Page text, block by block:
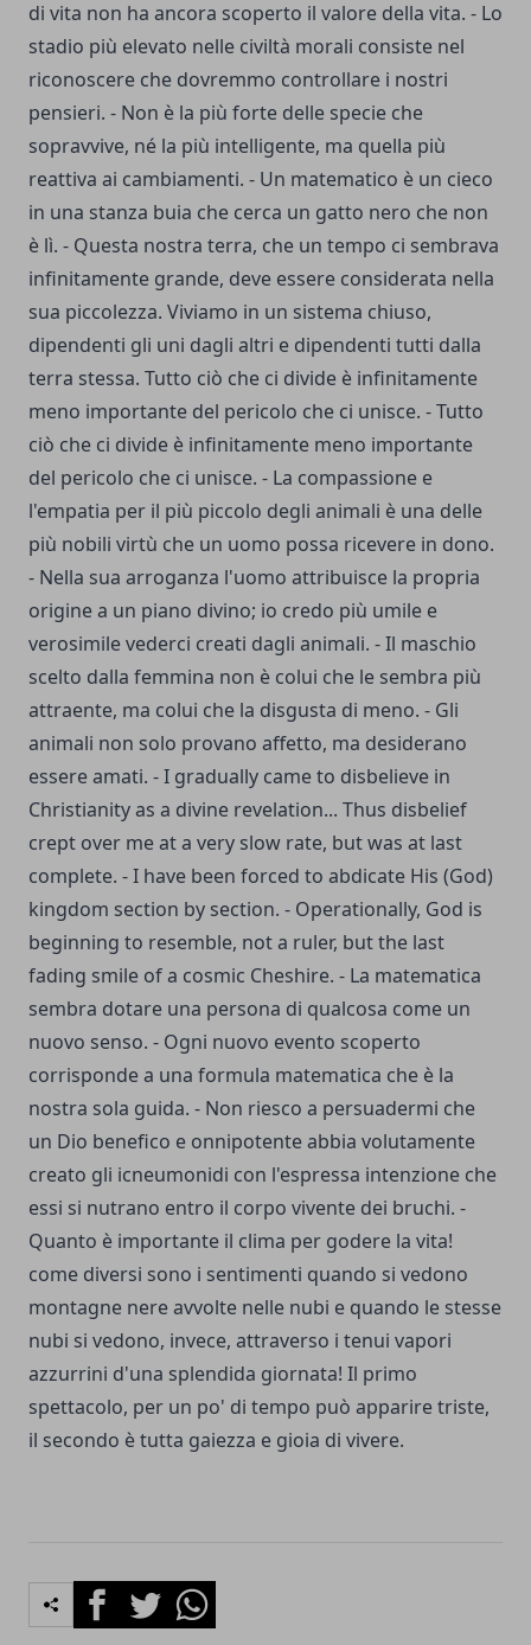
di vita non ha ancora scoperto il valore della vita. - Lo
stadio più elevato nelle civiltà morali consiste nel
riconoscere che dovremmo controllare i nostri
pensieri. - Non è la più forte delle specie che
sopravvive, né la più intelligente, ma quella più
reattiva ai cambiamenti. - Un matematico è un cieco
in una stanza buia che cerca un gatto nero che non
è lì. - Questa nostra terra, che un tempo ci sembrava
infinitamente grande, deve essere considerata nella
sua piccolezza. Viviamo in un sistema chiuso,
dipendenti gli uni dagli altri e dipendenti tutti dalla
terra stessa. Tutto ciò che ci divide è infinitamente
meno importante del pericolo che ci unisce. - Tutto
ciò che ci divide è infinitamente meno importante
del pericolo che ci unisce. - La compassione e
l'empatia per il più piccolo degli animali è una delle
più nobili virtù che un uomo possa ricevere in dono.
- Nella sua arroganza l'uomo attribuisce la propria
origine a un piano divino; io credo più umile e
verosimile vederci creati dagli animali. - Il maschio
scelto dalla femmina non è colui che le sembra più
attraente, ma colui che la disgusta di meno. - Gli
animali non solo provano affetto, ma desiderano
essere amati. - I gradually came to disbelieve in
Christianity as a divine revelation... Thus disbelief
crept over me at a very slow rate, but was at last
complete. - I have been forced to abdicate His (God)
kingdom section by section. - Operationally, God is
beginning to resemble, not a ruler, but the last
fading smile of a cosmic Cheshire. - La matematica
sembra dotare una persona di qualcosa come un
nuovo senso. - Ogni nuovo evento scoperto
corrisponde a una formula matematica che è la
nostra sola guida. - Non riesco a persuadermi che
un Dio benefico e onnipotente abbia volutamente
creato gli icneumonidi con l'espressa intenzione che
essi si nutrano entro il corpo vivente dei bruchi. -
Quanto è importante il clima per godere la vita!
come diversi sono i sentimenti quando si vedono
montagne nere avvolte nelle nubi e quando le stesse
nubi si vedono, invece, attraverso i tenui vapori
azzurrini d'una splendida giornata! Il primo
spettacolo, per un po' di tempo può apparire triste,
il secondo è tutta gaiezza e gioia di vivere.
FacebookTwitterWhatsapp